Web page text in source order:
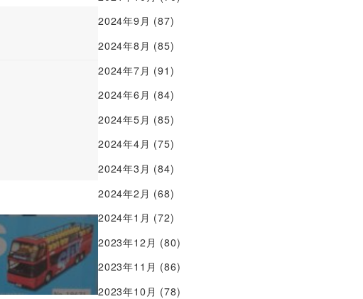
2024年9月 (87)
2024年8月 (85)
2024年7月 (91)
2024年6月 (84)
2024年5月 (85)
2024年4月 (75)
2024年3月 (84)
2024年2月 (68)
2024年1月 (72)
2023年12月 (80)
2023年11月 (86)
2023年10月 (78)